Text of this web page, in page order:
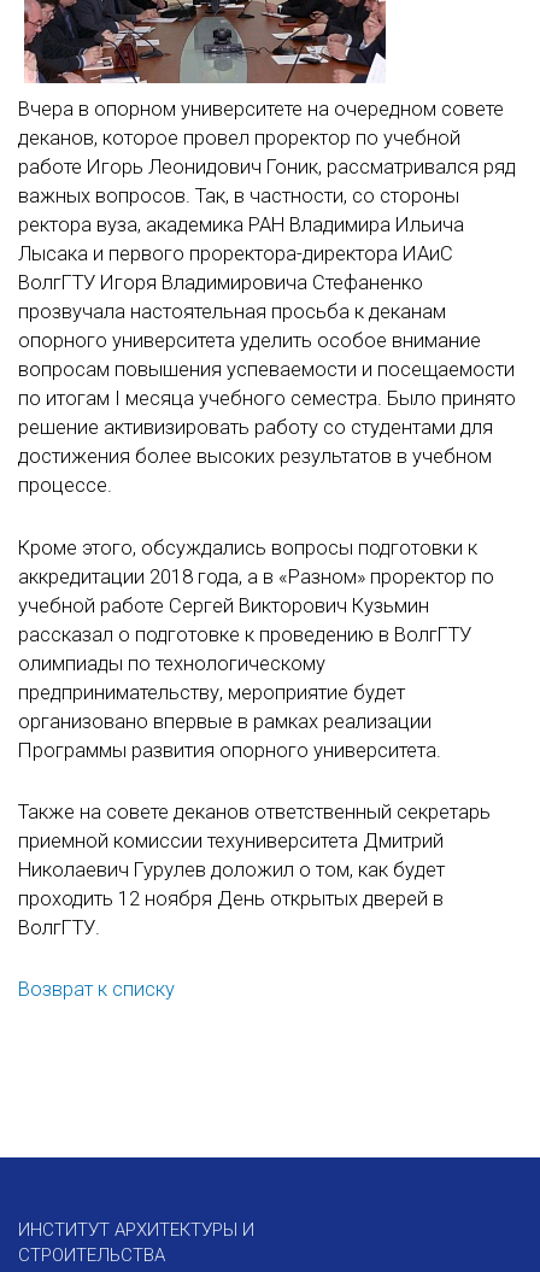
Вчера в опорном университете на очередном совете
деканов, которое провел проректор по учебной
работе Игорь Леонидович Гоник, рассматривался ряд
важных вопросов. Так, в частности, со стороны
ректора вуза, академика РАН Владимира Ильича
Лысака и первого проректора-директора ИАиС
ВолгГТУ Игоря Владимировича Стефаненко
прозвучала настоятельная просьба к деканам
опорного университета уделить особое внимание
вопросам повышения успеваемости и посещаемости
по итогам I месяца учебного семестра. Было принято
решение активизировать работу со студентами для
достижения более высоких результатов в учебном
процессе.
Кроме этого, обсуждались вопросы подготовки к
аккредитации 2018 года, а в «Разном» проректор по
учебной работе Сергей Викторович Кузьмин
рассказал о подготовке к проведению в ВолгГТУ
олимпиады по технологическому
предпринимательству, мероприятие будет
организовано впервые в рамках реализации
Программы развития опорного университета.
Также на совете деканов ответственный секретарь
приемной комиссии техуниверситета Дмитрий
Николаевич Гурулев доложил о том, как будет
проходить 12 ноября День открытых дверей в
ВолгГТУ.
Возврат к списку
ИНСТИТУТ АРХИТЕКТУРЫ И
СТРОИТЕЛЬСТВА